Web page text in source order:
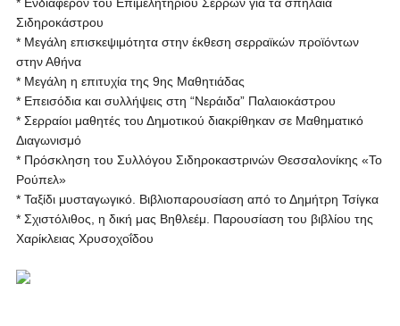
Σιδηροκάστρου
* Μεγάλη επισκεψιμότητα στην έκθεση σερραϊκών προϊόντων
στην Αθήνα
* Μεγάλη η επιτυχία της 9ης Μαθητιάδας
* Επεισόδια και συλλήψεις στη “Νεράιδα” Παλαιοκάστρου
* Σερραίοι μαθητές του Δημοτικού διακρίθηκαν σε Μαθηματικό
Διαγωνισμό
* Πρόσκληση του Συλλόγου Σιδηροκαστρινών Θεσσαλονίκης «Το
Ρούπελ»
* Ταξίδι μυσταγωγικό. Βιβλιοπαρουσίαση από το Δημήτρη Τσίγκα
* Σχιστόλιθος, η δική μας Βηθλεέμ. Παρουσίαση του βιβλίου της
Χαρίκλειας Χρυσοχοΐδου